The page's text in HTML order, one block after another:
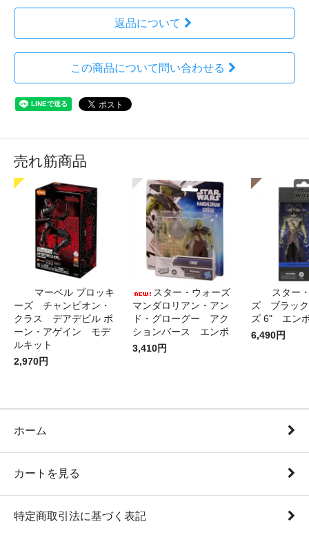
返品について
この商品について問い合わせる
売れ筋商品
マーベル ブロッキ
ーズ チャンピオン・
クラス デアデビル ボ
ーン・アゲイン モデ
ルキット
2,970円
スター・ウォーズ
マンダロリアン・アン
ド・グローグー アク
ションバース エンボ
3,410円
スター
ズ ブラック
ズ 6" エン
6,490円
ホーム
カートを見る
特定商取引法に基づく表記